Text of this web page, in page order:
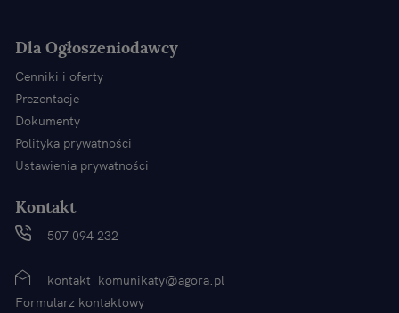
Dla Ogłoszeniodawcy
Cenniki i oferty
Prezentacje
Dokumenty
Polityka prywatności
Ustawienia prywatności
Kontakt
507 094 232
kontakt_komunikaty@agora.pl
Formularz kontaktowy